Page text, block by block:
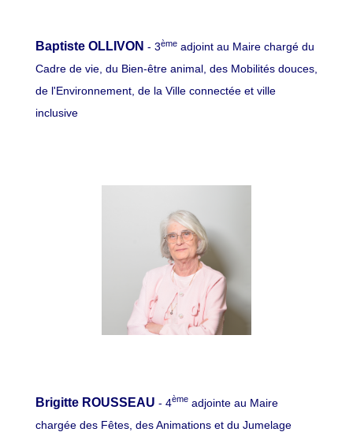
Baptiste OLLIVON - 3ème adjoint au Maire chargé du
Cadre de vie, du Bien-être animal, des Mobilités douces,
de l'Environnement, de la Ville connectée et ville
inclusive
Brigitte ROUSSEAU - 4ème adjointe au Maire
chargée des Fêtes, des Animations et du Jumelage